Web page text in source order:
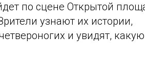
по сцене Открытой
узнают их истории,
и увидят,